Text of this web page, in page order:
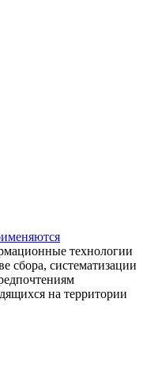
технологии
сбора, систематизации
на территории